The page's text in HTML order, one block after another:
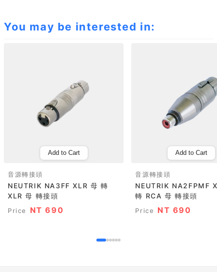
You may be interested in:
Add to Cart
音源轉接頭
NEUTRIK NA3FF XLR 母 轉
XLR 母 轉接頭
Price NT 690
Add to Cart
音源轉接頭
NEUTRIK NA2FPMF XLR 母
轉 RCA 母 轉接頭
Price NT 690